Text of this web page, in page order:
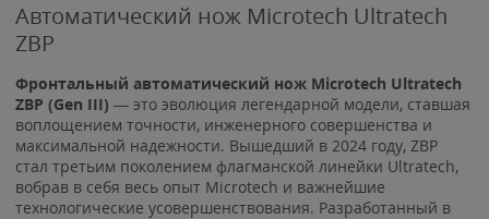
Автоматический нож Microtech Ultratech
ZBP
Фронтальный автоматический нож Microtech Ultratech
ZBP (Gen III) — это эволюция легендарной модели, ставшая
воплощением точности, инженерного совершенства и
максимальной надежности. Вышедший в 2024 году, ZBP
стал третьим поколением флагманской линейки Ultratech,
вобрав в себя весь опыт Microtech и важнейшие
технологические усовершенствования. Разработанный в